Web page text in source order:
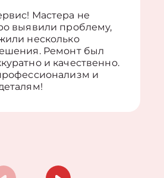
Мастера не
выявили проблему,
несколько
Ремонт был
и качественно.
и